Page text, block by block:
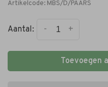
Artikelcode: MBS/D/PAARS
Aantal: +
-
Toevoegen